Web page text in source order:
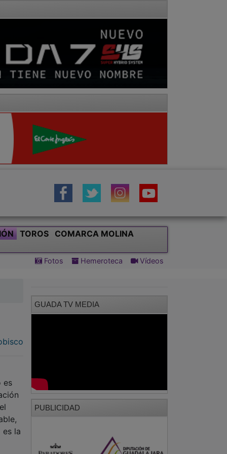
TOROS COMARCA MOLINA
Fotos Hemeroteca Vídeos
es
es la
GUADA TV MEDIA
PUBLICIDAD